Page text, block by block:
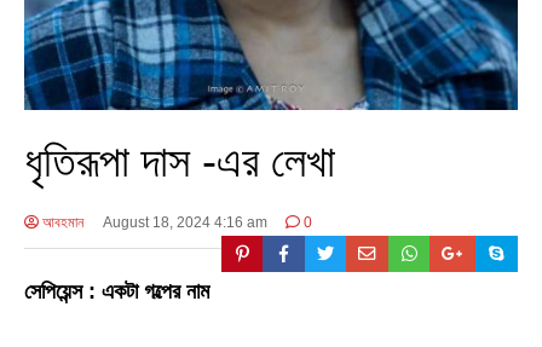
ধৃতিরূপা দাস -এর লেখা
আবহমান August 18, 2024 4:16 am 0
সেপিয়েন্স : একটা গল্পের নাম